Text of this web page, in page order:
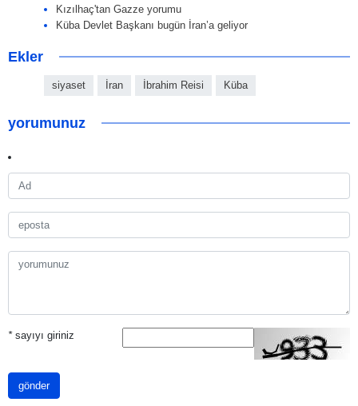
Kızılhaç'tan Gazze yorumu
Küba Devlet Başkanı bugün İran’a geliyor
Ekler
siyaset İran İbrahim Reisi Küba
yorumunuz
*sayıyı giriniz
gönder